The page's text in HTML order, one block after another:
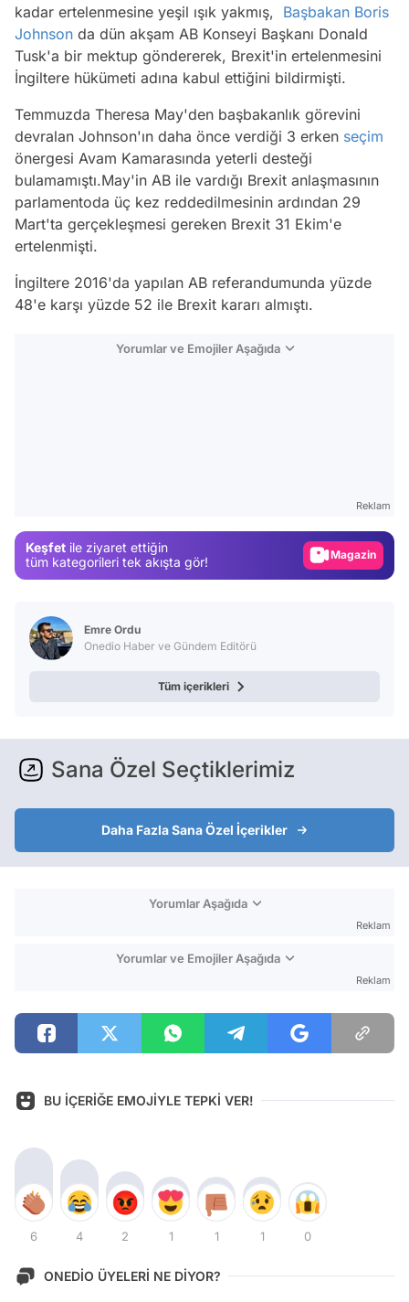
kadar ertelenmesine yeşil ışık yakmış, Başbakan Boris
Johnson da dün akşam AB Konseyi Başkanı Donald
Tusk'a bir mektup göndererek, Brexit'in ertelenmesini
İngiltere hükümeti adına kabul ettiğini bildirmişti.
Temmuzda Theresa May'den başbakanlık görevini
devralan Johnson'ın daha önce verdiği 3 erken seçim
önergesi Avam Kamarasında yeterli desteği
bulamamıştı.May'in AB ile vardığı Brexit anlaşmasının
parlamentoda üç kez reddedilmesinin ardından 29
Mart'ta gerçekleşmesi gereken Brexit 31 Ekim'e
ertelenmişti.
İngiltere 2016'da yapılan AB referandumunda yüzde
48'e karşı yüzde 52 ile Brexit kararı almıştı.
Yorumlar ve Emojiler Aşağıda
Reklam
Keşfet ile ziyaret ettiğin
tüm kategorileri tek akışta gör!
Magazin
Emre Ordu
Onedio Haber ve Gündem Editörü
Tüm içerikleri
Sana Özel Seçtiklerimiz
Daha Fazla Sana Özel İçerikler
Yorumlar Aşağıda
Reklam
Yorumlar ve Emojiler Aşağıda
Reklam
BU İÇERİĞE EMOJİYLE TEPKİ VER!
6 4 2 1 1 1 0
ONEDİO ÜYELERİ NE DİYOR?